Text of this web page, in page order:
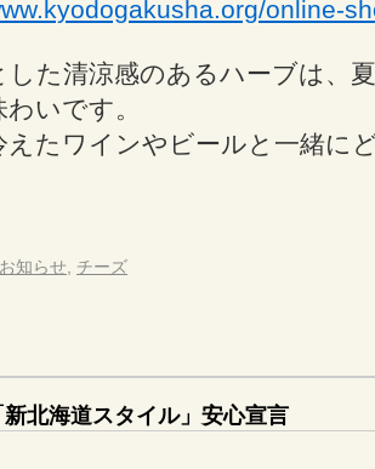
online-
した清涼感のあるハーブは、
いです。
えたワインやビールと一緒に
お知らせ チーズ
新北海道スタイル」安心宣言